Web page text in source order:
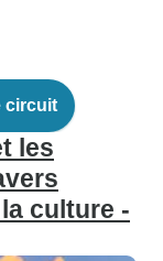
circuit
les
culture -